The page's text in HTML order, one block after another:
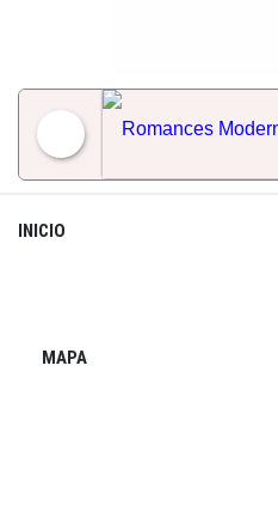
INICIO
MAPA